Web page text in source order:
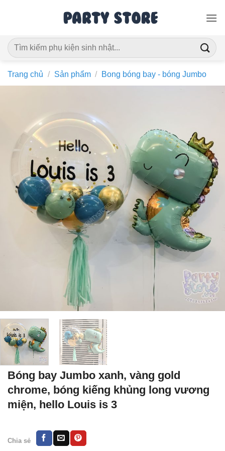
dung
Tìm
kiếm:
Trang chủ / Sản phẩm / Bong bóng bay - bóng Jumbo
Bóng bay Jumbo xanh, vàng gold
chrome, bóng kiếng khủng long vương
miện, hello Louis is 3
Chia sẻ